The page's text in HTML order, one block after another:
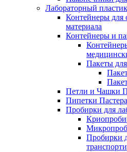
Лабораторный пластик
Контейнеры для
материала
Контейнеры и
Пакеты
Петли и Чашки
Пипетки Пастера
Пробирки для
Пробирки